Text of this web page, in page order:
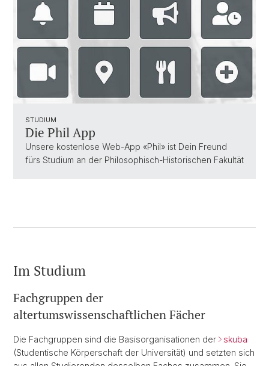
STUDIUM
Die Phil App
Unsere kostenlose Web-App «Phil» ist Dein Freund
fürs Studium an der Philosophisch-Historischen Fakultät
Im Studium
Fachgruppen der
altertumswissenschaftlichen Fächer
Die Fachgruppen sind die Basisorganisationen der
skuba
(Studentische Körperschaft der Universität) und setzten sich